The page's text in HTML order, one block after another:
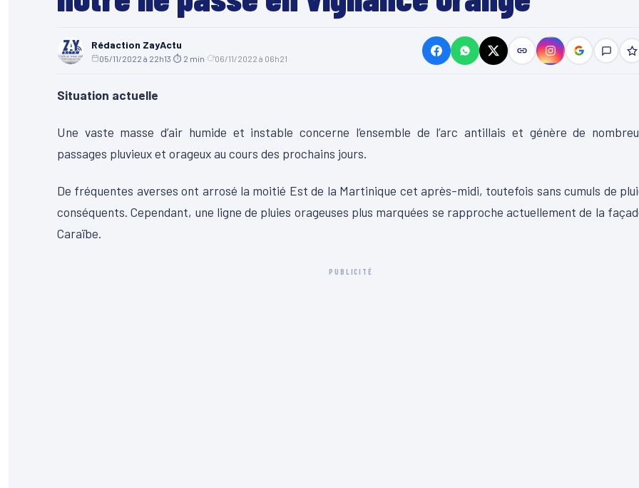
Rédaction ZayActu
05/11/2022 à 22h13 ⏱ 2 min 06/11/2022 à 06h21
Situation actuelle
Une vaste masse d’air humide et instable concerne l’ensemble de l’arc antillais et génère de
passages pluvieux et orageux au cours des prochains jours.
De fréquentes averses ont arrosé la moitié Est de la Martinique cet après-midi, toutefois sans cumuls de
conséquents. Cependant, une ligne de pluies orageuses plus marquées se rapproche actuellement de la
Caraïbe.
PUBLICITÉ